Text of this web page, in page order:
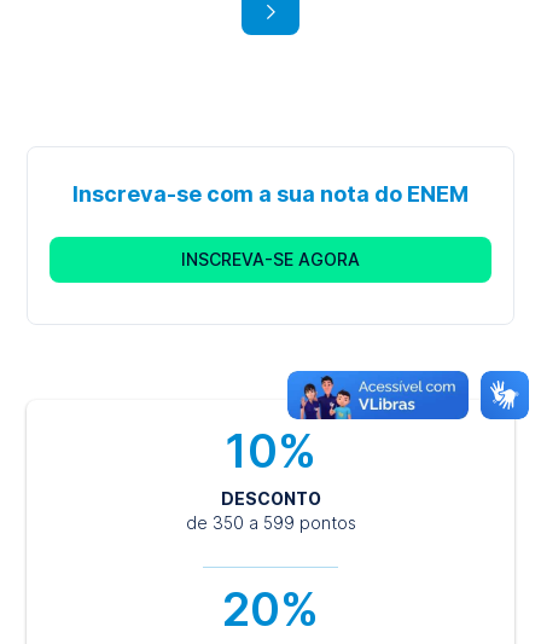
Bacharelado
Inscreva-se com a sua nota do ENEM
INSCREVA-SE AGORA
10%
DESCONTO
de 350 a 599 pontos
20%